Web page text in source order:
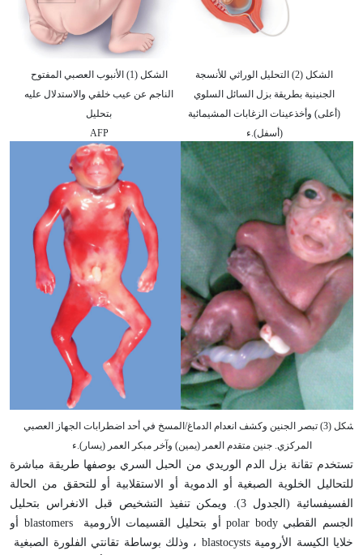
الشكل (2) التحليل الوراثي للأنسجة
الجنينية بطريقة بزل السائل السلوي
(أعلى) وأخذعينات الزغابات المشيمائية
(أسفل).ء
الشكل (1) الأنبوب العصبي المفتوح
الناجم عن عيب خلقي والاستدلال عليه
بتحليل
AFP
الشكل (3) تبصر الجنين وكشف انعدام الدماغ/المسخ في أحد اضطرابات الجهاز العصبي
المركزي. جنين متقدم العمر (يمين) وآخر مبكر العمر (يسار).ء
تستخدم تقانة بزل الدم الوريدي من الحبل السري بوصفها طريقة مباشرة
للتحاليل الخلوية الصبغية أو الدموية أو الاستقلابية أو للتحقق من الحالة
الفسيفسائية (الجدول 3). ويمكن تنفيذ التشخيص قبل الانغراس بتحليل
الجسم القطبي polar body أو بتحليل القسيمات الأرومية blastomers
أو
خلايا الكيسة الأروميةblastocysts ، وذلك بوساطة تقانتي الفلورة الصبغية